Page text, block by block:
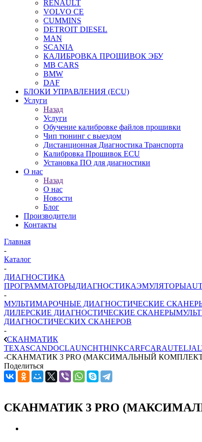
RENAULT
VOLVO CE
CUMMINS
DETROIT DIESEL
MAN
SCANIA
КАЛИБРОВКА ПРОШИВОК ЭБУ
MB CARS
BMW
DAF
БЛОКИ УПРАВЛЕНИЯ (ECU)
Услуги
Назад
Услуги
Обучение калибровке файлов прошивки
Чип тюнинг с выездом
Дистанционная Диагностика Транспорта
Калибровка Прошивок ECU
Установка ПО для диагностики
О нас
Назад
О нас
Новости
Блог
Производители
Контакты
Главная
-
Каталог
-
ДИАГНОСТИКА
ПРОГРАММАТОРЫДИАГНОСТИКАЭМУЛЯТОРЫ
-
МУЛЬТИМАРОЧНЫЕ ДИАГНОСТИЧЕСКИЕ
ДИЛЕРСКИЕ ДИАГНОСТИЧЕСКИЕ СКАНЕРЫ
ДИАГНОСТИЧЕСКИХ СКАНЕРОВ
-
СКАНМАТИК
TEXASCANDOCLAUNCHTHINKCARFCARAUTEL
-СКАНМАТИК 3 PRO (МАКСИМАЛЬНЫЙ
Поделиться
СКАНМАТИК 3 PRO